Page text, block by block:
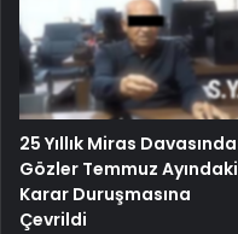
25 Yıllık Miras Davasında
Gözler Temmuz Ayındaki
Karar Duruşmasına
Çevrildi